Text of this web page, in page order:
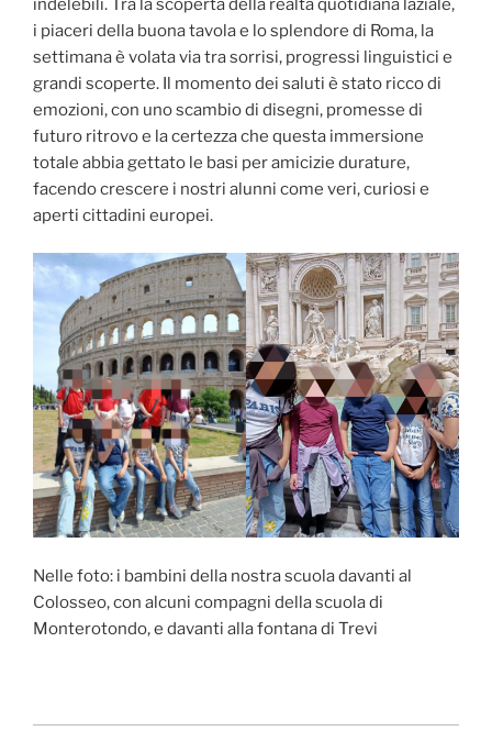
indelebili. Tra la scoperta della realtà quotidiana laziale,
i piaceri della buona tavola e lo splendore di Roma, la
settimana è volata via tra sorrisi, progressi linguistici e
grandi scoperte. Il momento dei saluti è stato ricco di
emozioni, con uno scambio di disegni, promesse di
futuro ritrovo e la certezza che questa immersione
totale abbia gettato le basi per amicizie durature,
facendo crescere i nostri alunni come veri, curiosi e
aperti cittadini europei.
Nelle foto: i bambini della nostra scuola davanti al
Colosseo, con alcuni compagni della scuola di
Monterotondo, e davanti alla fontana di Trevi